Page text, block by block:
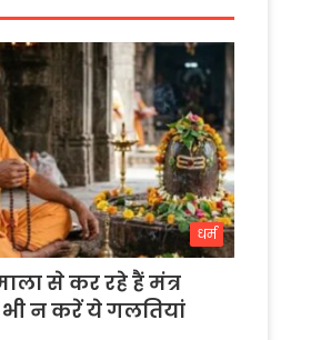
धर्म
से कर रहे हैं मंत्र
न करें ये गलतियां